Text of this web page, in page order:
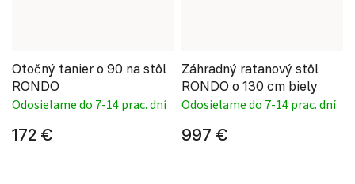
Otočný tanier o 90 na stôl
RONDO
Odosielame do 7-14 prac. dní
172 €
Záhradný ratanový stôl
RONDO o 130 cm biely
Odosielame do 7-14 prac. dní
997 €